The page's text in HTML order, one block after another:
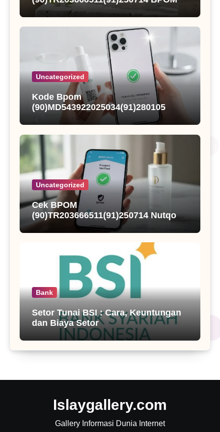
dan Status Registrasi Nutqoh
Holanda Propolis
Uncategorized
Kode Bpom
(90)MD543922025034(91)280105
Kings Fisher Sarden Dalam Saus
Tomat
Uncategorized
Cek BPOM
(90)TR203666511(91)250714 Nutqoh
Holanda Propolis
Bank
Setor Tunai BSI : Cara, Keuntungan
dan Biaya Setor
Islaygallery.com
Gallery Informasi Dunia Internet